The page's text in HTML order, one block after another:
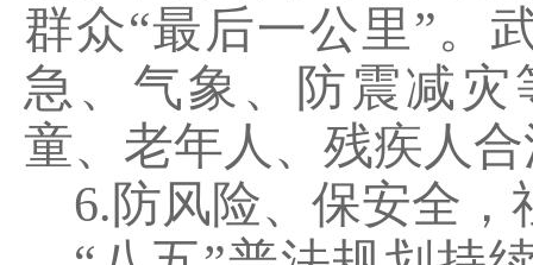
群众“最后一公里”。
急、气象、防震减
童、老年人、残疾人
6.防风险、保安全